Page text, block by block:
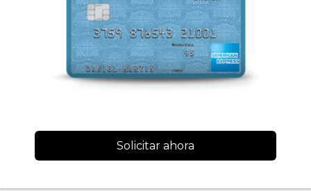
Solicitar ahora